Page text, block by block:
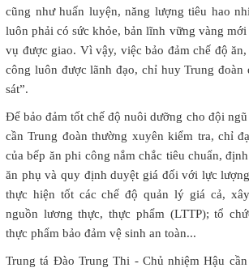
cũng như huấn luyện, năng lượng tiêu hao
luôn phải có sức khỏe, bản lĩnh vững vàng mới
vụ được giao. Vì vậy, việc bảo đảm chế độ
công luôn được lãnh đạo, chỉ huy Trung đoàn
sát”.
Để bảo đảm tốt chế độ nuôi dưỡng cho đội
cần Trung đoàn thường xuyên kiểm tra, chỉ
của bếp ăn phi công nắm chắc tiêu chuẩn,
ăn phụ và quy định duyệt giá đối với lực
thực hiện tốt các chế độ quản lý giá cả,
nguồn lương thực, thực phẩm (LTTP); tổ
thực phẩm bảo đảm vệ sinh an toàn...
Trung tá Đào Trung Thi - Chủ nhiệm Hậu